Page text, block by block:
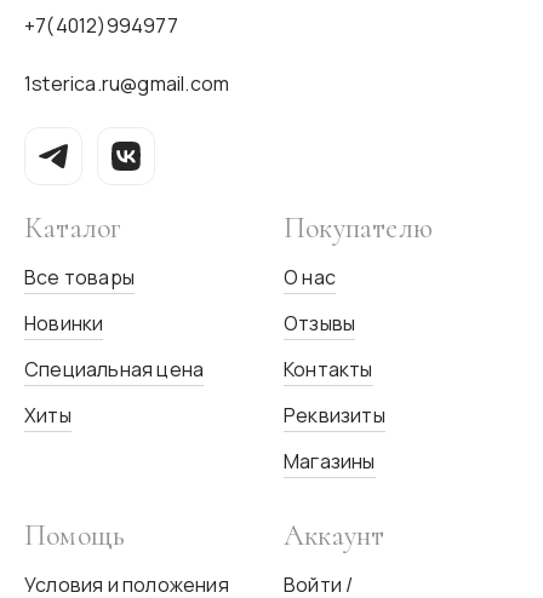
+7(4012)994977
1sterica.ru@gmail.com
Каталог
Все товары
Новинки
Специальная цена
Хиты
Покупателю
О нас
Отзывы
Контакты
Реквизиты
Магазины
Помощь
Условия и положения
Аккаунт
Войти /